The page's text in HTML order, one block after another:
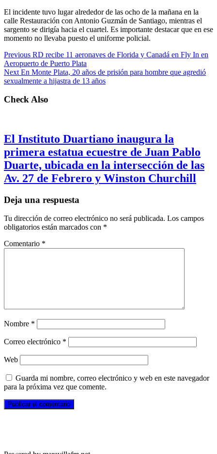
El incidente tuvo lugar alrededor de las ocho de la mañana en la
calle Restauración con Antonio Guzmán de Santiago, mientras el
sargento se dirigía hacia el cuartel. Es importante destacar que en ese
momento no llevaba puesto el uniforme policial.
Previous RD recibe 11 aeronaves de Florida y Canadá en Fly In en
Aeropuerto de Puerto Plata
Next En Monte Plata, 20 años de prisión para hombre que agredió
sexualmente a hijastra de 13 años
Check Also
El Instituto Duartiano inaugura la
primera estatua ecuestre de Juan Pablo
Duarte, ubicada en la intersección de las
Av. 27 de Febrero y Winston Churchill
Deja una respuesta
Tu dirección de correo electrónico no será publicada. Los campos
obligatorios están marcados con *
Comentario *
Nombre *
Correo electrónico *
Web
Guarda mi nombre, correo electrónico y web en este navegador
para la próxima vez que comente.